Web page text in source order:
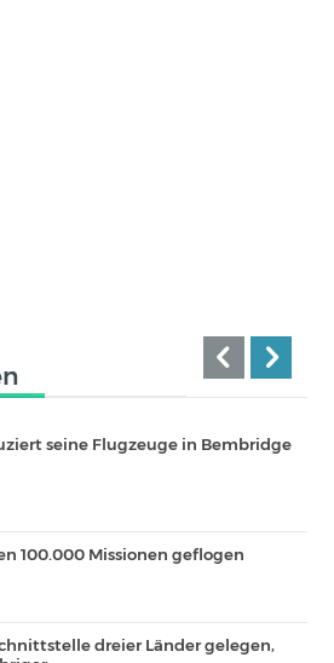
seine Flugzeuge in Bembridge
100.000 Missionen geflogen
dreier Länder gelegen,